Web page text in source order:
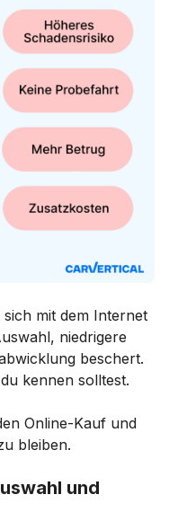
mit dem Internet
niedrigere
beschert.
kennen solltest.
Online-Kauf und
bleiben.
und